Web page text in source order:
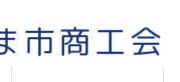
市商工会